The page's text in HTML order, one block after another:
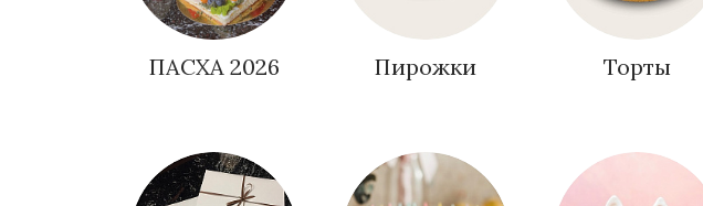
ПАСХА 2026 Пирожки Торты